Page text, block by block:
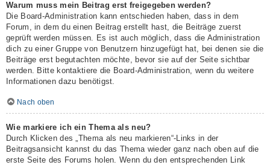
Warum muss mein Beitrag erst freigegeben werden?
Die Board-Administration kann entschieden haben, dass in dem
Forum, in dem du einen Beitrag erstellt hast, die Beiträge zuerst
geprüft werden müssen. Es ist auch möglich, dass die Administration
dich zu einer Gruppe von Benutzern hinzugefügt hat, bei denen sie die
Beiträge erst begutachten möchte, bevor sie auf der Seite sichtbar
werden. Bitte kontaktiere die Board-Administration, wenn du weitere
Informationen dazu benötigst.
Nach oben
Wie markiere ich ein Thema als neu?
Durch Klicken des „Thema als neu markieren“-Links in der
Beitragsansicht kannst du das Thema wieder ganz nach oben auf die
erste Seite des Forums holen. Wenn du den entsprechenden Link